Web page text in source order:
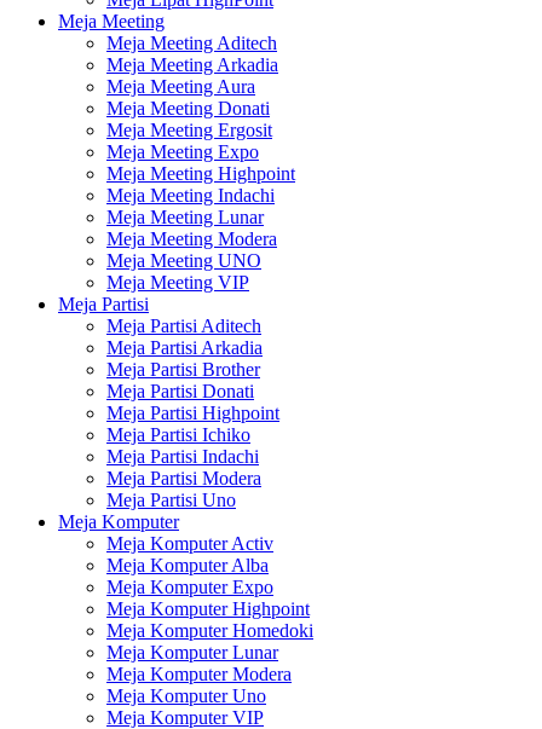
Meja Meeting
Meja Meeting Aditech
Meja Meeting Arkadia
Meja Meeting Aura
Meja Meeting Donati
Meja Meeting Ergosit
Meja Meeting Expo
Meja Meeting Highpoint
Meja Meeting Indachi
Meja Meeting Lunar
Meja Meeting Modera
Meja Meeting UNO
Meja Meeting VIP
Meja Partisi
Meja Partisi Aditech
Meja Partisi Arkadia
Meja Partisi Brother
Meja Partisi Donati
Meja Partisi Highpoint
Meja Partisi Ichiko
Meja Partisi Indachi
Meja Partisi Modera
Meja Partisi Uno
Meja Komputer
Meja Komputer Activ
Meja Komputer Alba
Meja Komputer Expo
Meja Komputer Highpoint
Meja Komputer Homedoki
Meja Komputer Lunar
Meja Komputer Modera
Meja Komputer Uno
Meja Komputer VIP